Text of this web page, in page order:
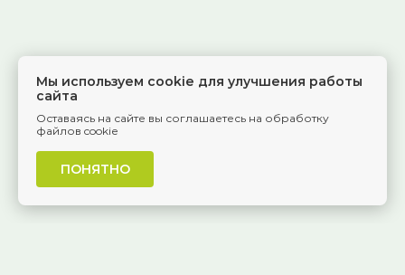
Мы используем cookie для улучшения работы
сайта
Оставаясь на сайте вы соглашаетесь на обработку
файлов cookie
ПОНЯТНО